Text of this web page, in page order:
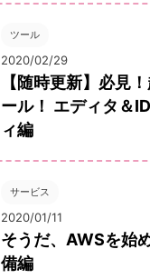
ツール
2020/02/29
【随時更新】必見
ール！ エディタ＆
ィ編
サービス
2020/01/11
そうだ、AWSを始
備編